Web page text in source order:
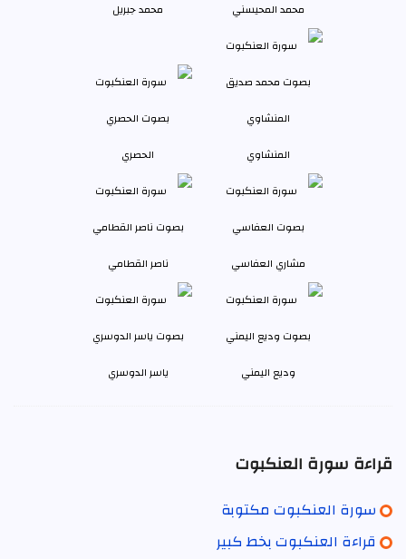
محمد المحيسني محمد جبريل
المنشاوي الحصري
مشاري العفاسي ناصر القطامي
وديع اليمني ياسر الدوسري
قراءة سورة العنكبوت
سورة العنكبوت مكتوبة
قراءة العنكبوت بخط كبير